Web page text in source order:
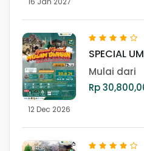
12 Dec 2026
SPECIAL
DESEMBER
Mulai dari
Rp